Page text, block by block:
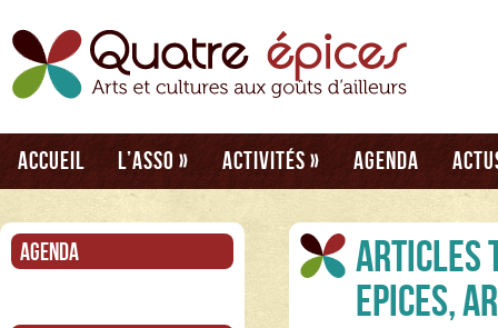
Accueil L’asso » Activités » Agenda
Agenda
Articles
Epices,